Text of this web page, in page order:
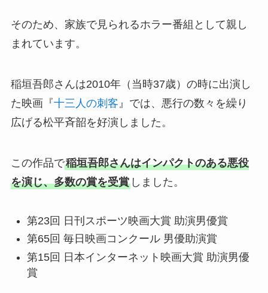
そのため、家族で見られるホラー番組として親し
まれています。
稲垣吾郎さんは2010年（当時37歳）の時に出演し
た映画『十三人の刺客』では、悪行の数々を繰り
広げる松平斉韶を好演しました。
この作品で稲垣吾郎さんはインパクトのある悪役
を演じ、多数の賞を受賞しました。
第23回 日刊スポーツ映画大賞 助演男優賞
第65回 毎日映画コンクール 男優助演賞
第15回 日本インターネット映画大賞 助演男優
賞